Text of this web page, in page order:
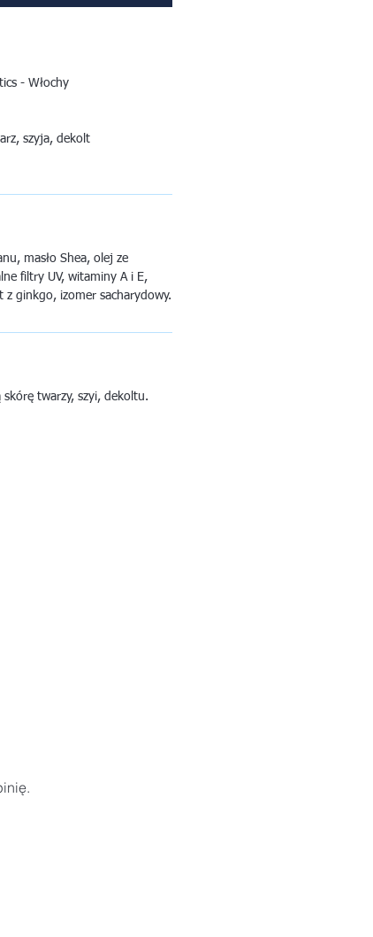
- Włochy
szyja, dekolt
masło Shea, olej ze
filtry UV, witaminy A i E,
z ginkgo, izomer sacharydowy.
skórę twarzy, szyi, dekoltu.